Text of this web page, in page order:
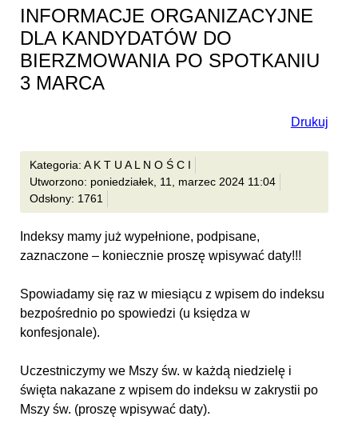
INFORMACJE ORGANIZACYJNE
DLA KANDYDATÓW DO
BIERZMOWANIA PO SPOTKANIU
3 MARCA
Drukuj
Kategoria: A K T U A L N O Ś C I
Utworzono: poniedziałek, 11, marzec 2024 11:04
Odsłony: 1761
Indeksy mamy już wypełnione, podpisane,
zaznaczone – koniecznie proszę wpisywać daty!!!
Spowiadamy się raz w miesiącu z wpisem do indeksu
bezpośrednio po spowiedzi (u księdza w
konfesjonale).
Uczestniczymy we Mszy św. w każdą niedzielę i
święta nakazane z wpisem do indeksu w zakrystii po
Mszy św. (proszę wpisywać daty).